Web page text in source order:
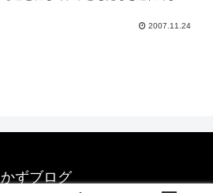
日なたにいると上着がいらないくらい暖
2007.11.24
かずブログ